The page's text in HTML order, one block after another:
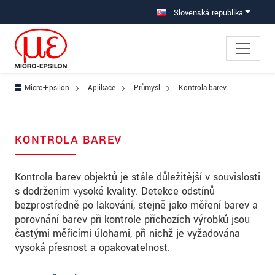
Prejdite priamo na hlavnú navigáciu Slovenská republika
Micro-Epsilon Aplikace Průmysl Kontrola barev
KONTROLA BAREV
Kontrola barev objektů je stále důležitější v souvislosti
s dodržením vysoké kvality. Detekce odstínů
bezprostředně po lakování, stejně jako měření barev a
porovnání barev při kontrole příchozích výrobků jsou
častými měřicími úlohami, při nichž je vyžadována
vysoká přesnost a opakovatelnost.